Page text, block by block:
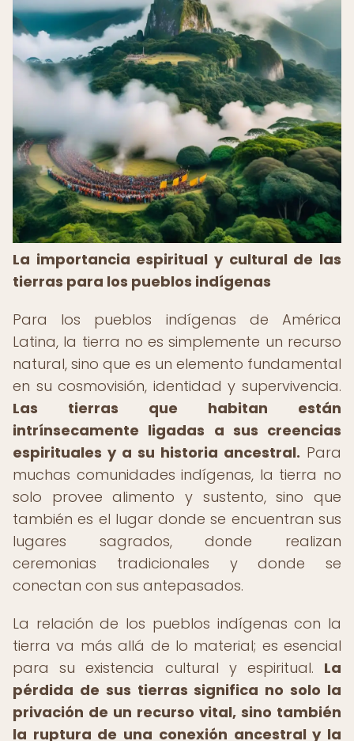
La importancia espiritual y cultural de las
tierras para los pueblos indígenas
Para los pueblos indígenas de América
Latina, la tierra no es simplemente un recurso
natural, sino que es un elemento fundamental
en su cosmovisión, identidad y supervivencia.
Las tierras que habitan están
intrínsecamente ligadas a sus creencias
espirituales y a su historia ancestral. Para
muchas comunidades indígenas, la tierra no
solo provee alimento y sustento, sino que
también es el lugar donde se encuentran sus
lugares sagrados, donde realizan
ceremonias tradicionales y donde se
conectan con sus antepasados.
La relación de los pueblos indígenas con la
tierra va más allá de lo material; es esencial
para su existencia cultural y espiritual. La
pérdida de sus tierras significa no solo la
privación de un recurso vital, sino también
la ruptura de una conexión ancestral y la